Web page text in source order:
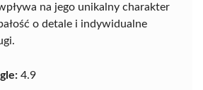
na jego unikalny charakter
o detale i indywidualne
4.9